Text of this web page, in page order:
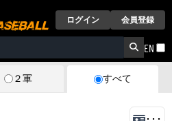
ログイン 会員登録
EN
２軍 すべて